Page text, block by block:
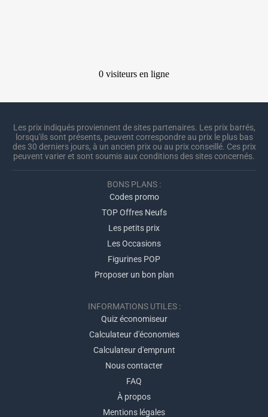
Les prix indiqués proviennent de sites partenaires. Les prix barrés,
lorsqu'ils sont présents, peuvent correspondre au prix le plus bas
des 30 derniers jours, à un ancien prix ou au prix conseillé. Ces prix
peuvent varier et sont soumis aux conditions des sites concernés.
BONS PLANS :
Codes promo
TOP Offres Neufs
Les petits prix
Les Occasions
Figurines POP
Proposer un bon plan
INFORMATIONS UTILES :
Quiz économiseur
Calculateur d'économies
Calculateur d'emprunt
Nous contacter
FAQ
À propos
Mentions légales